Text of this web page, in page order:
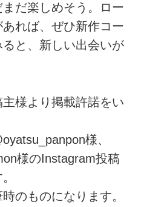
だ楽しめそう。ロー
れば、ぜひ新作コー
と、新しい出会いが
様より掲載許諾をい
様、
様のInstagram投稿
のものになります。